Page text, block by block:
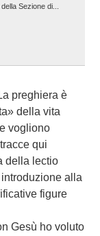
Sezione di...
preghiera è
della vita
vogliono
qui
della lectio
alla
figure
Gesù ho voluto